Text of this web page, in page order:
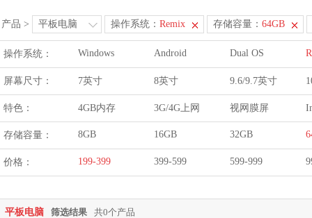
产品 > 平板电脑 操作系统： Remix 存储容量： 64GB
操作系统： Windows Android Dual OS
屏幕尺寸： 7英寸 8英寸 9.6/9.7英寸
特色： 4GB内存 3G/4G上网 视网膜屏
存储容量： 8GB 16GB 32GB
价格： 199-399 399-599 599-999
平板电脑 筛选结果 共0个产品